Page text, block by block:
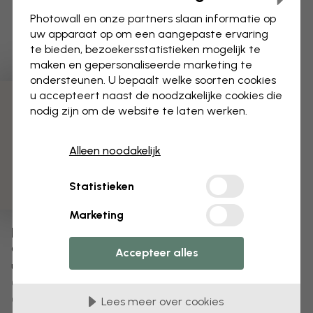
Bewerk uw behang
Ons ontwerpteam kan elk motief aanpassen om het
uniek voor jou te maken.
Het formaat of de kleuren aanpassen
Een object toevoegen of verwijderen
Photowall en onze partners slaan informatie op
uw apparaat op om een aangepaste ervaring
te bieden, bezoekersstatistieken mogelijk te
maken en gepersonaliseerde marketing te
ondersteunen. U bepaalt welke soorten cookies
u accepteert naast de noodzakelijke cookies die
nodig zijn om de website te laten werken.
Alleen noodakelijk
Statistieken
Marketing
Accepteer alles
Lees meer over cookies